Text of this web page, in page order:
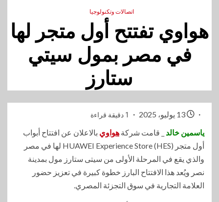
اتصالات وتكنولوجيا
هواوي تفتتح أول متجر لها
في مصر بمول سيتي
ستارز
1 دقيقة قراءة
ياسمين خالد _ قامت شركة هواوي بالاعلان عن افتتاح أبواب
أول متجر HUAWEI Experience Store (HES) لها في مصر
والذي يقع في المرحلة الأولى من سيتى ستارز مول بمدينة
نصر ويُعد هذا الافتتاح البارز خطوة كبيرة في تعزيز حضور
العلامة التجارية في سوق التجزئة المصري.